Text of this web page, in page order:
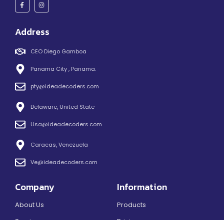
Address
CEO Diego Gamboa
Panama City , Panama.
pty@ideadecoders.com
Delaware, United State
Usa@ideadecoders.com
Caracas, Venezuela
Ve@ideadecoders.com
Company
About Us
Information
Products